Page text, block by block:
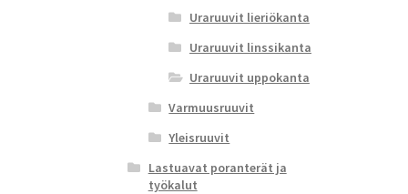
Uraruuvit lieriökanta
Uraruuvit linssikanta
Uraruuvit uppokanta
Varmuusruuvit
Yleisruuvit
Lastuavat poranterät ja
työkalut